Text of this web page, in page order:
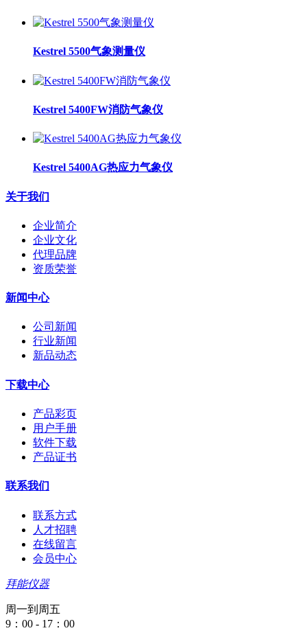
Kestrel 5500气象测量仪
Kestrel 5400FW消防气象仪
Kestrel 5400AG热应力气象仪
关于我们
企业简介
企业文化
代理品牌
资质荣誉
新闻中心
公司新闻
行业新闻
新品动态
下载中心
产品彩页
用户手册
软件下载
产品证书
联系我们
联系方式
人才招聘
在线留言
会员中心
拜能仪器
周一到周五
9：00 - 17：00